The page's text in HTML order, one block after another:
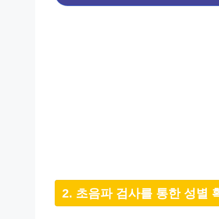
2. 초음파 검사를 통한 성별